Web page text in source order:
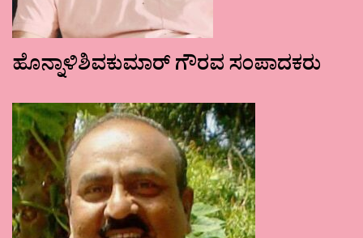
ಹೊನ್ನಾಳಿಶಿವಕುಮಾರ್ ಗೌರವ ಸಂಪಾದಕರು